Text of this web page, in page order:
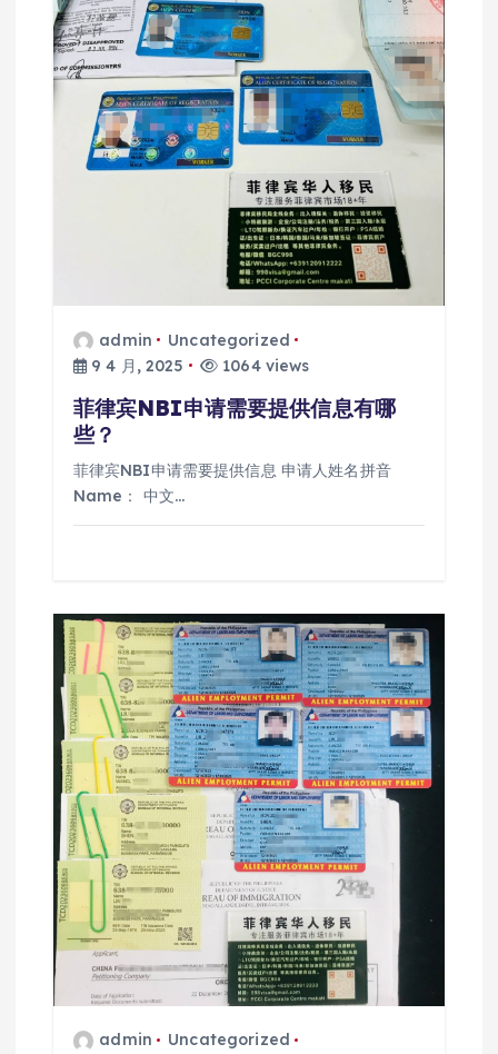
admin
Uncategorized
9 4 月, 2025
1064 views
菲律宾NBI申请需要提供信息有哪
些？
菲律宾NBI申请需要提供信息 申请人姓名拼音
Name： 中文…
admin
Uncategorized